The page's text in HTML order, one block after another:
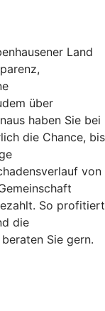
Land
über
haben Sie bei
die Chance, bis
von
So profitiert
die
Sie gern.